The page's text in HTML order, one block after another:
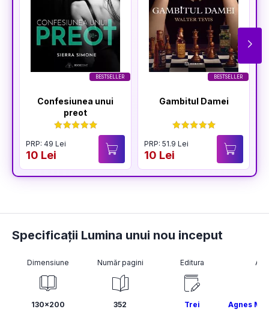
BESTSELLER
Confesiunea unui
preot
PRP: 49 Lei
10 Lei
BESTSELLER
Gambitul Damei
PRP: 51.9 Lei
10 Lei
Specificații Lumina unui nou inceput
Dimensiune
130x200
Număr pagini
352
Editura
Trei Agnes